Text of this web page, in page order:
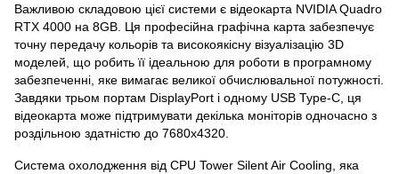
Важливою складовою цієї системи є відеокарта NVIDIA Quadro
RTX 4000 на 8GB. Ця професійна графічна карта забезпечує
точну передачу кольорів та високоякісну візуалізацію 3D
моделей, що робить її ідеальною для роботи в програмному
забезпеченні, яке вимагає великої обчислювальної потужності.
Завдяки трьом портам DisplayPort і одному USB Type-C, ця
відеокарта може підтримувати декілька моніторів одночасно з
роздільною здатністю до 7680x4320.
Система охолодження від CPU Tower Silent Air Cooling, яка